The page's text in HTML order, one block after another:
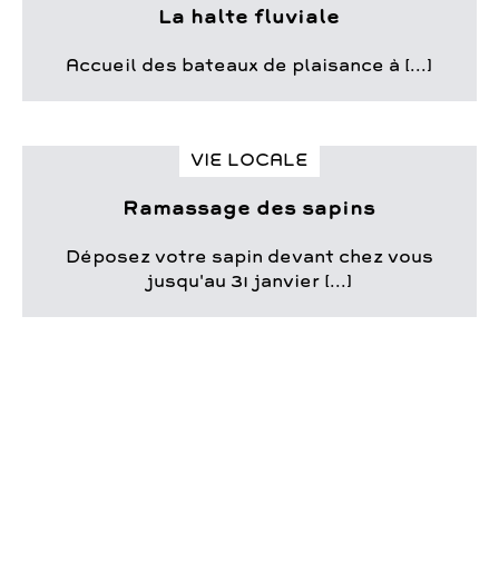
La halte fluviale
Accueil des bateaux de plaisance à [...]
VIE LOCALE
Ramassage des sapins
Déposez votre sapin devant chez vous
jusqu'au 31 janvier [...]